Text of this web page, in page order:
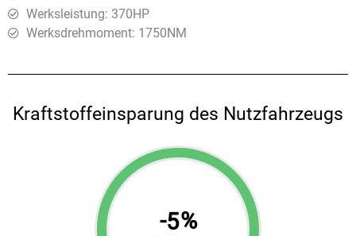
Werksleistung: 370HP
Werksdrehmoment: 1750ΝΜ
Kraftstoffeinsparung des Nutzfahrzeugs
-5%